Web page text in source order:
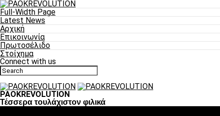
Full-Width Page
Latest News
Αρχική
Επικοινωνία
Πρωτοσέλιδο
Στοίχημα
Connect with us
PAOKREVOLUTION
Τέσσερα τουλάχιστον φιλικά